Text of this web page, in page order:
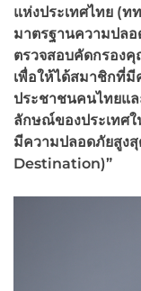
แห่งประเทศไทย (
มาตรฐานความปลอ
ตรวจสอบคัดกรอง
เพื่อให้ได้สมาชิกที่
ประชาชนคนไทยแ
ลักษณ์ของประเทศใ
มีความปลอดภัยสูง
Destination)”